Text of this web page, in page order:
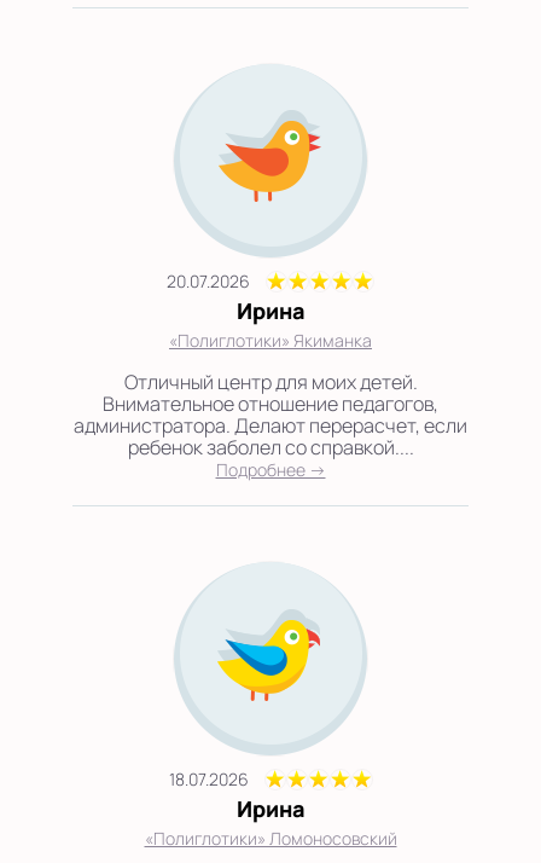
20.07.2026
Ирина
«Полиглотики» Якиманка
Отличный центр для моих детей.
Внимательное отношение педагогов,
администратора. Делают перерасчет, если
ребенок заболел со справкой....
Подробнее →
18.07.2026
Ирина
«Полиглотики» Ломоносовский